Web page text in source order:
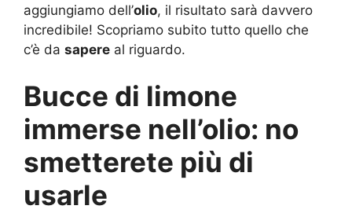
aggiungiamo dell’olio, il risultato sarà davvero
incredibile! Scopriamo subito tutto quello che
c’è da sapere al riguardo.
Bucce di limone
immerse nell’olio: no
smetterete più di
usarle